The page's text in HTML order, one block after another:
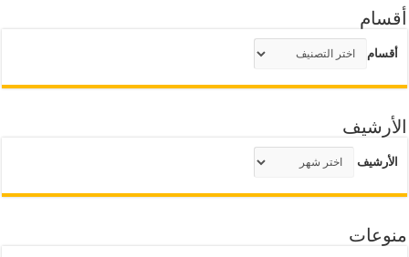
أقسام
أقسام
الأرشيف
الأرشيف
منوعات